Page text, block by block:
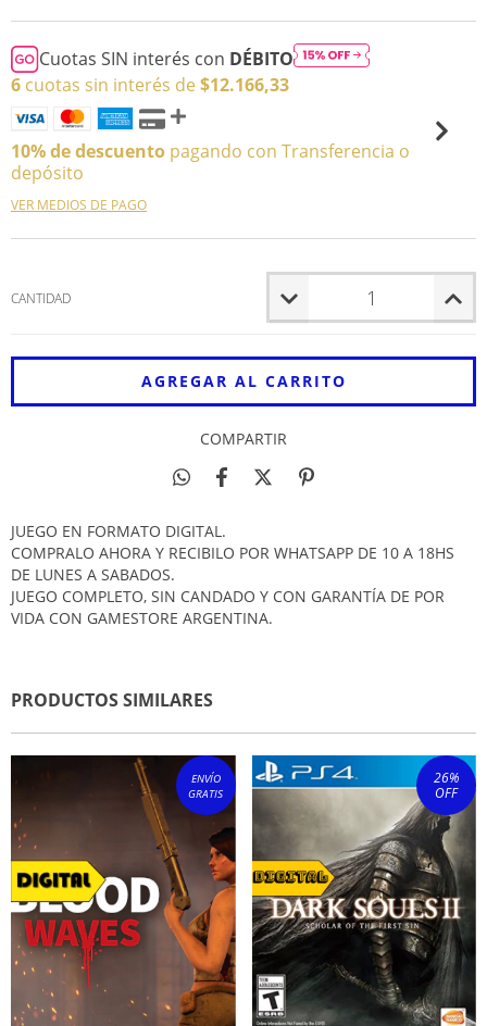
Cuotas SIN interés con DÉBITO
6 cuotas sin interés de $12.166,33
10% de descuento pagando con Transferencia o
depósito
VER MEDIOS DE PAGO
CANTIDAD
COMPARTIR
JUEGO EN FORMATO DIGITAL.
COMPRALO AHORA Y RECIBILO POR WHATSAPP DE 10 A 18HS
DE LUNES A SABADOS.
JUEGO COMPLETO, SIN CANDADO Y CON GARANTÍA DE POR
VIDA CON GAMESTORE ARGENTINA.
PRODUCTOS SIMILARES
ENVÍO
GRATIS
26%
OFF